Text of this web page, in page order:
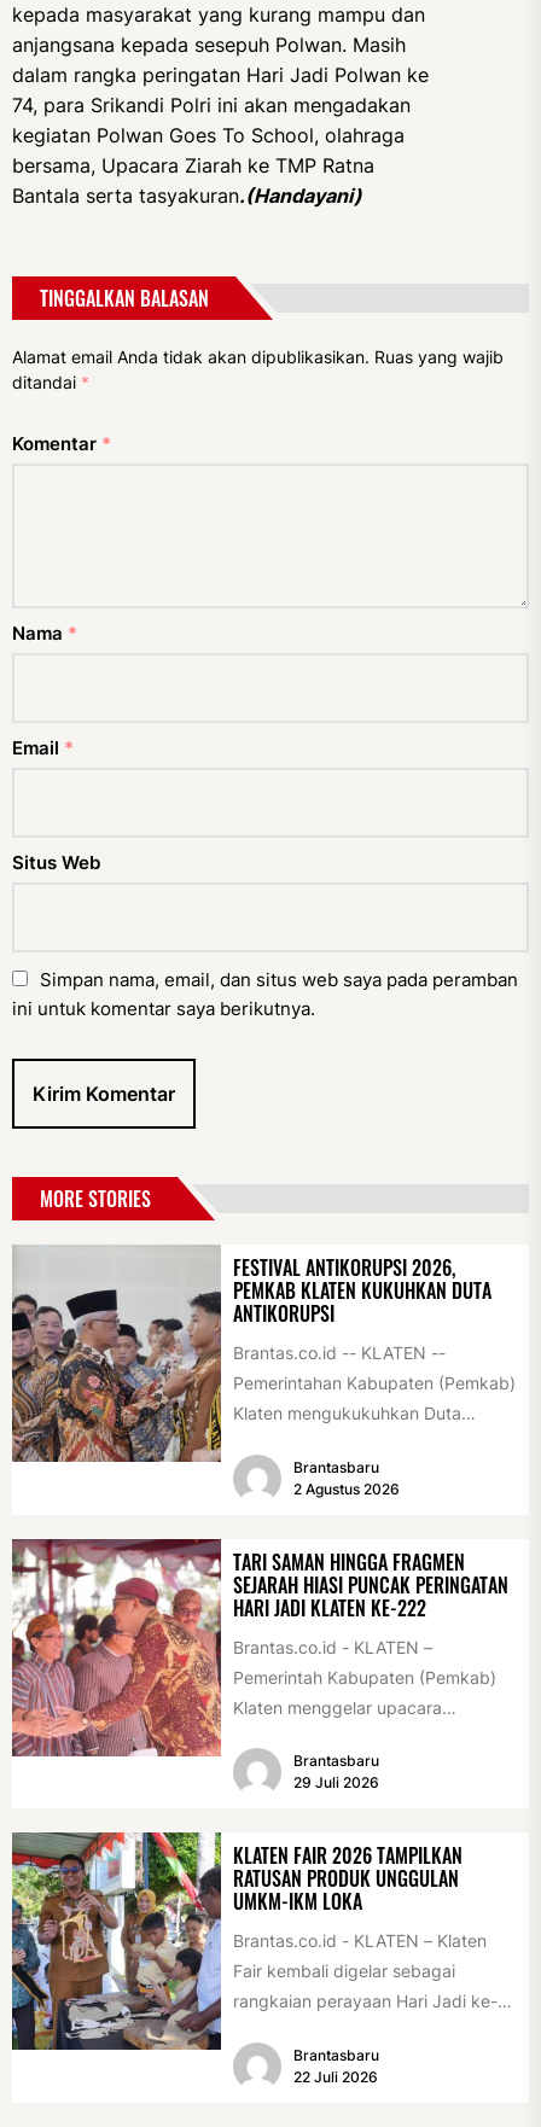
kepada masyarakat yang kurang mampu dan
anjangsana kepada sesepuh Polwan. Masih
dalam rangka peringatan Hari Jadi Polwan ke
74, para Srikandi Polri ini akan mengadakan
kegiatan Polwan Goes To School, olahraga
bersama, Upacara Ziarah ke TMP Ratna
Bantala serta tasyakuran.(Handayani)
TINGGALKAN BALASAN
Alamat email Anda tidak akan dipublikasikan. Ruas yang wajib
ditandai *
Komentar *
Nama *
Email *
Situs Web
Simpan nama, email, dan situs web saya pada peramban
ini untuk komentar saya berikutnya.
MORE STORIES
FESTIVAL ANTIKORUPSI 2026,
PEMKAB KLATEN KUKUHKAN DUTA
ANTIKORUPSI
Brantas.co.id -- KLATEN --
Pemerintahan Kabupaten (Pemkab)
Klaten mengukukuhkan Duta
pelajar dan pemuda. Pengukuhan
tersebut digelar...
Brantasbaru
2 Agustus 2026
TARI SAMAN HINGGA FRAGMEN
SEJARAH HIASI PUNCAK PERINGATAN
HARI JADI KLATEN KE-222
Brantas.co.id - KLATEN –
Pemerintah Kabupaten (Pemkab)
Klaten menggelar upacara
di Alun-alun Klaten, Selasa
Brantasbaru
29 Juli 2026
KLATEN FAIR 2026 TAMPILKAN
RATUSAN PRODUK UNGGULAN
UMKM-IKM LOKA
Brantas.co.id - KLATEN – Klaten
Fair kembali digelar sebagai
rangkaian perayaan Hari Jadi ke-
Acara ini digelar...
Brantasbaru
22 Juli 2026